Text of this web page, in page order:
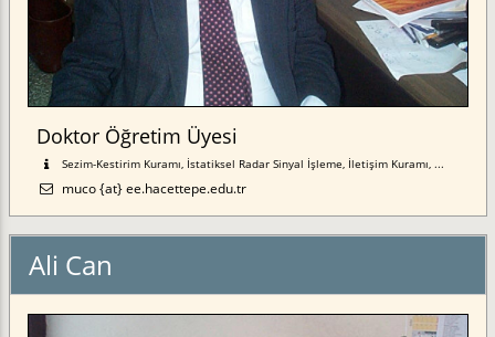
Doktor Öğretim Üyesi
Sezim-Kestirim Kuramı, İstatiksel Radar Sinyal İşleme, İletişim Kuramı, ...
muco {at} ee.hacettepe.edu.tr
Ali Can